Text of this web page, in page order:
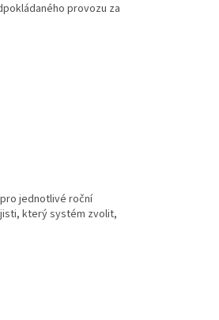
provozu za
jednotlivé roční
který systém zvolit,